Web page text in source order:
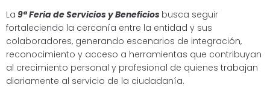
La 9ª Feria de Servicios y Beneficios busca seguir
fortaleciendo la cercanía entre la entidad y sus
colaboradores, generando escenarios de integración,
reconocimiento y acceso a herramientas que contribuyan
al crecimiento personal y profesional de quienes trabajan
diariamente al servicio de la ciudadanía.